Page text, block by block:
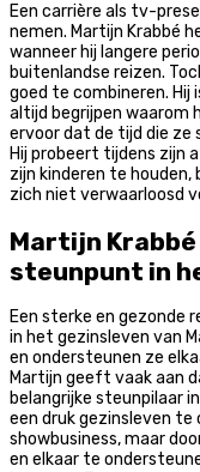
Een carrière als tv-
nemen. Martijn Krabbé
wanneer hij langere
buitenlandse reizen.
goed te combineren. Hij
altijd begrijpen waarom
ervoor dat de tijd die ze
Hij probeert tijdens zijn
zijn kinderen te
zich niet verwaarloosd
Martijn
steunpunt in
Een sterke en gezonde
in het gezinsleven van
en ondersteunen ze
Martijn geeft vaak aan
belangrijke steunpilaar
een druk gezinsleven te
showbusiness, maar
en elkaar te